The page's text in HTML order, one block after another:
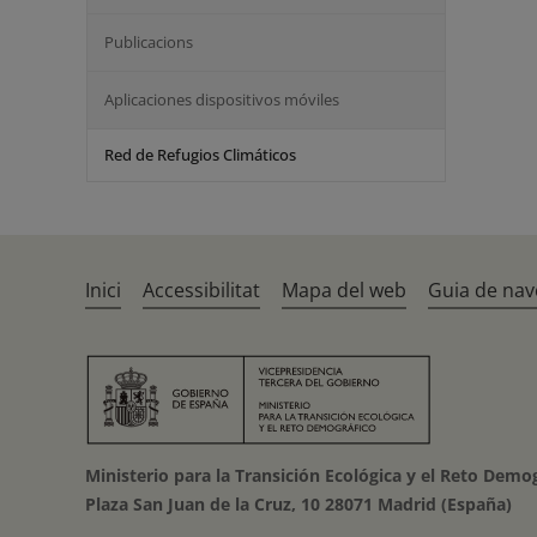
Publicacions
Aplicaciones dispositivos móviles
Red de Refugios Climáticos
Inici Accessibilitat Mapa del web Guia de
Ministerio para la Transición Ecológica y el Reto
Plaza San Juan de la Cruz, 10 28071 Madrid (España)